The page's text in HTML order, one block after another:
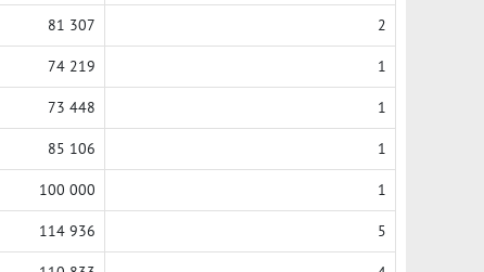
81 307 2
74 219 1
73 448 1
85 106 1
100 000 1
114 936 5